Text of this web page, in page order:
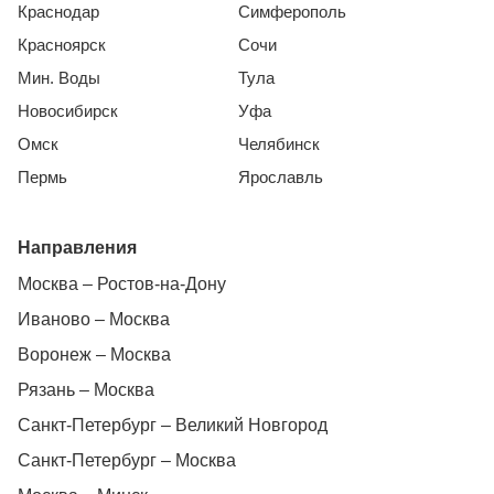
Краснодар
Красноярск
Мин. Воды
Новосибирск
Омск
Пермь
Симферополь
Сочи
Тула
Уфа
Челябинск
Ярославль
Направления
Москва – Ростов-на-Дону
Иваново – Москва
Воронеж – Москва
Рязань – Москва
Санкт-Петербург – Великий Новгород
Санкт-Петербург – Москва